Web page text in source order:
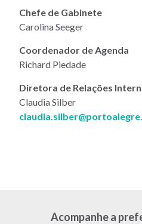
Chefe de Gabinete
Carolina Seeger
Coordenador de Agenda
Richard Piedade
Diretora de Relações
Claudia Silber
Acompanhe a